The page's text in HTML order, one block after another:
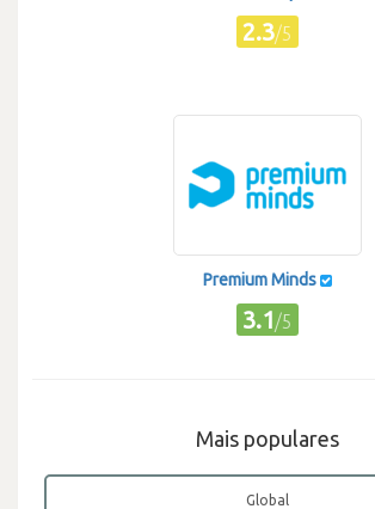
2.3/5
Premium Minds
3.1/5
Mais populares
Global